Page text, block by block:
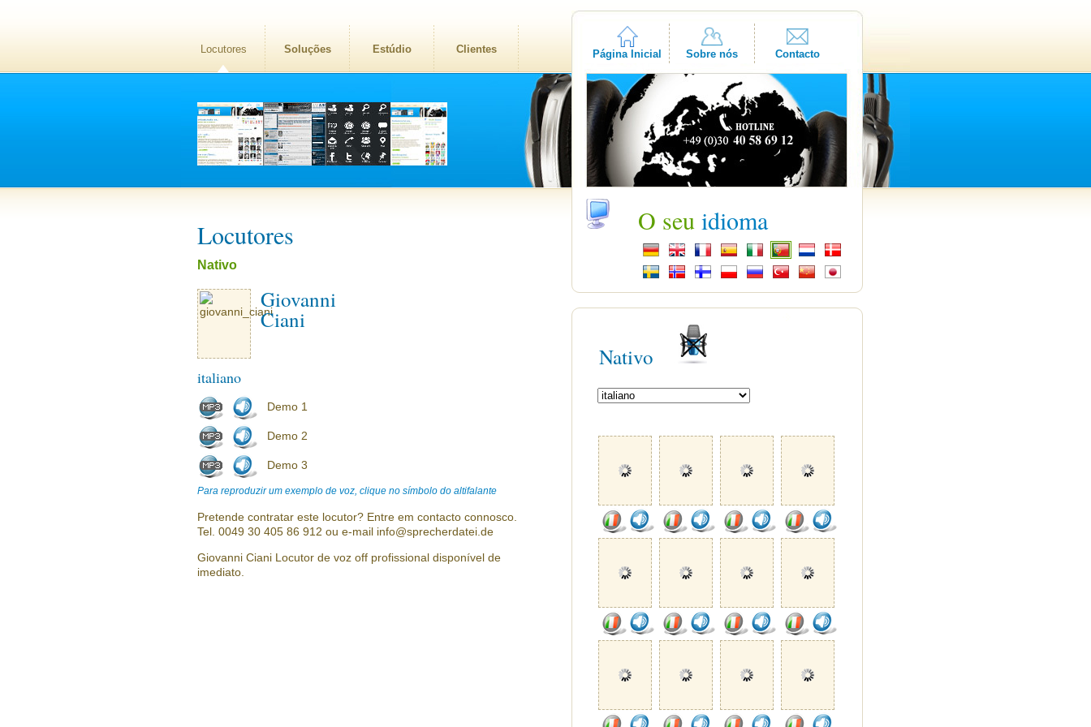
Locutores Soluções Estúdio Clientes Página Inicial Sobre nós Contacto
Locutores
Nativo
Giovanni
Ciani
italiano
Demo 1
Demo 2
Demo 3
Para reproduzir um exemplo de voz, clique no símbolo do altifalante
Pretende contratar este locutor? Entre em contacto connosco.
Tel. 0049 30 405 86 912 ou e-mail info@sprecherdatei.de
Giovanni Ciani Locutor de voz off profissional disponível de
imediato.
O seu idioma
Nativo